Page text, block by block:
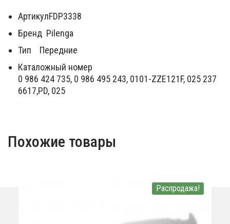
АртикулFDP3338
Бренд Pilenga
Тип Передние
Каталожный номер
0 986 424 735, 0 986 495 243, 0101-ZZE121F, 025 237
6617,PD, 025
Похожие товары
Распродажа!